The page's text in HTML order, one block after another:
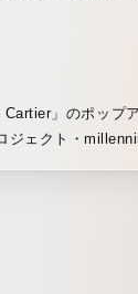
」のポップ
ジェクト・